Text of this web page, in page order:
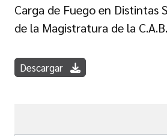
Carga de Fuego en Distintas
de la Magistratura de la
Descargar